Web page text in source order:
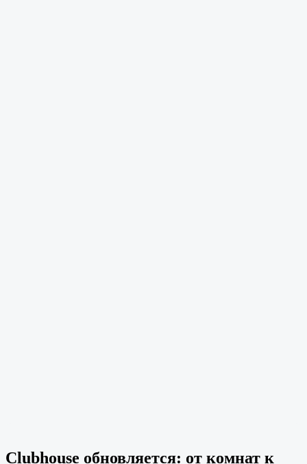
Clubhouse обновляется: от комнат к